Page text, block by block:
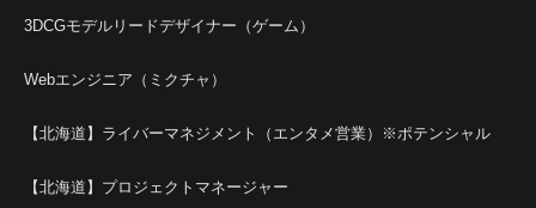
3DCGモデルリードデザイナー（ゲーム）
Webエンジニア（ミクチャ）
【北海道】ライバーマネジメント（エンタメ営業）※ポテンシャル
【北海道】プロジェクトマネージャー